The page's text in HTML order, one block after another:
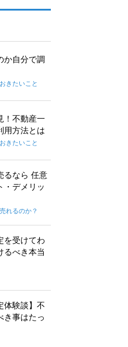
か自分で調
きたいこと
！不動産一
用方法とは
きたいこと
るなら 任意
・デメリッ
れるのか？
を受けてわ
るべき本当
体験談】不
き事はたっ